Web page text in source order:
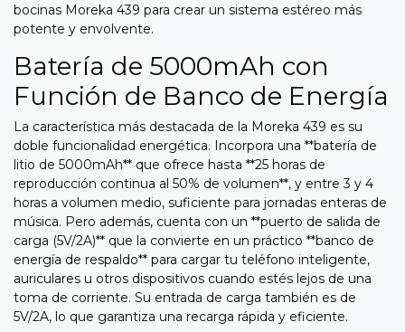
bocinas Moreka 439 para crear un sistema estéreo más
potente y envolvente.
Batería de 5000mAh con
Función de Banco de Energía
La característica más destacada de la Moreka 439 es su
doble funcionalidad energética. Incorpora una **batería de
litio de 5000mAh** que ofrece hasta **25 horas de
reproducción continua al 50% de volumen**, y entre 3 y 4
horas a volumen medio, suficiente para jornadas enteras de
música. Pero además, cuenta con un **puerto de salida de
carga (5V/2A)** que la convierte en un práctico **banco de
energía de respaldo** para cargar tu teléfono inteligente,
auriculares u otros dispositivos cuando estés lejos de una
toma de corriente. Su entrada de carga también es de
5V/2A, lo que garantiza una recarga rápida y eficiente.